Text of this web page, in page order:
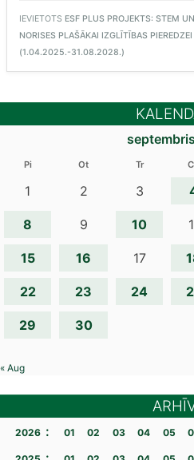
“STEM
PILSONISKĀS
LĪDZDALĪBAS
NORISES
KARJERAS
IZVĒLEI”
IEVIETOTS ESF PLUS PROJEKTS: STEM
NORISES PLAŠĀKAI IZGLĪTĪBAS
(1.04.2025.-31.08.2028.)
Pi Ot Tr
1 2 3
8 9 10
15 16 17
22 23 24
29 30
« Aug
2026 : 01 02 03 04 05